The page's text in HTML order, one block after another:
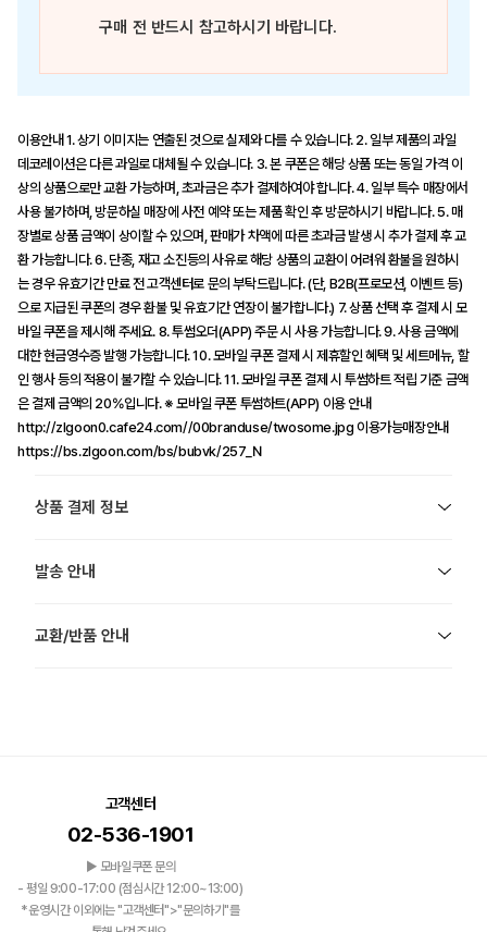
구매 전 반드시 참고하시기 바랍니다.
이용안내 1. 상기 이미지는 연출된 것으로 실제와 다를 수 있습니다. 2. 일부 제품의 과일
데코레이션은 다른 과일로 대체될 수 있습니다. 3. 본 쿠폰은 해당 상품 또는 동일 가격 이
상의 상품으로만 교환 가능하며, 초과금은 추가 결제하여야 합니다. 4. 일부 특수 매장에서
사용 불가하며, 방문하실 매장에 사전 예약 또는 제품 확인 후 방문하시기 바랍니다. 5. 매
장별로 상품 금액이 상이할 수 있으며, 판매가 차액에 따른 초과금 발생 시 추가 결제 후 교
환 가능합니다. 6. 단종, 재고 소진등의 사유로 해당 상품의 교환이 어려워 환불을 원하시
는 경우 유효기간 만료 전 고객센터로 문의 부탁드립니다. (단, B2B(프로모션, 이벤트 등)
으로 지급된 쿠폰의 경우 환불 및 유효기간 연장이 불가합니다.) 7. 상품 선택 후 결제 시 모
바일 쿠폰을 제시해 주세요. 8. 투썸오더(APP) 주문 시 사용 가능합니다. 9. 사용 금액에
대한 현금영수증 발행 가능합니다. 10. 모바일 쿠폰 결제 시 제휴할인 혜택 및 세트메뉴, 할
인 행사 등의 적용이 불가할 수 있습니다. 11. 모바일 쿠폰 결제 시 투썸하트 적립 기준 금액
은 결제 금액의 20%입니다. ※ 모바일 쿠폰 투썸하트(APP) 이용 안내
http://zlgoon0.cafe24.com//00branduse/twosome.jpg 이용가능매장안내
https://bs.zlgoon.com/bs/bubvk/257_N
상품 결제 정보
발송 안내
교환/반품 안내
고객센터
02-536-1901
▶ 모바일쿠폰 문의
- 평일 9:00-17:00 (점심시간 12:00~13:00)
*운영시간 이외에는 "고객센터">"문의하기"를